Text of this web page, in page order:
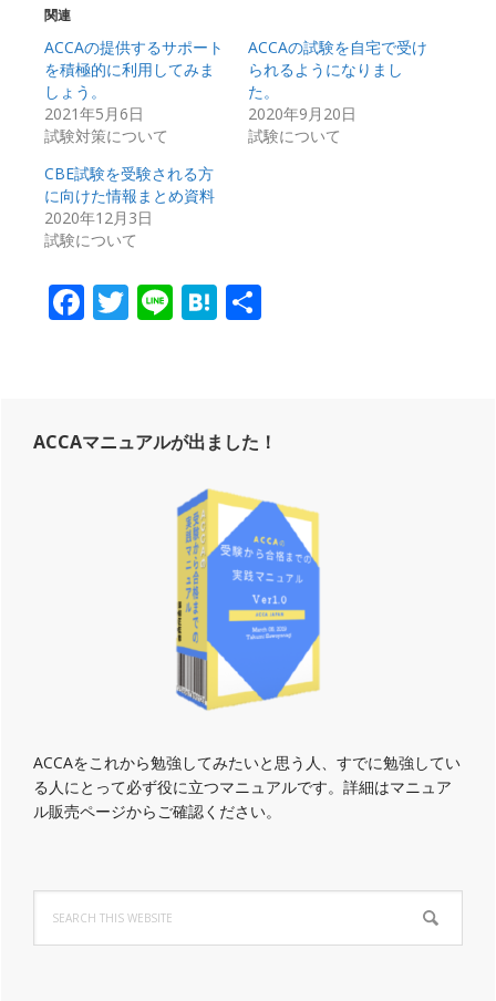
関連
ACCAの提供するサポート
を積極的に利用してみま
しょう。
2021年5月6日
試験対策について
ACCAの試験を自宅で受け
られるようになりまし
た。
2020年9月20日
試験について
CBE試験を受験される方
に向けた情報まとめ資料
2020年12月3日
試験について
Facebook
Twitter
LineHatena
Primary
ACCAマニュアルが出ました！
ACCAをこれから勉強してみたいと思う人、すでに勉強してい
る人にとって必ず役に立つマニュアルです。詳細はマニュア
ル販売ページからご確認ください。
this
website